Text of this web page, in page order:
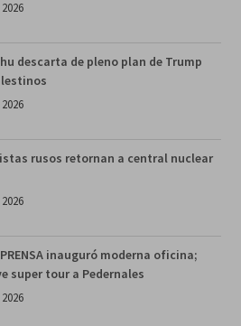
descarta de pleno plan de Trump
rusos retornan a central nuclear
inauguró moderna oficina;
super tour a Pedernales